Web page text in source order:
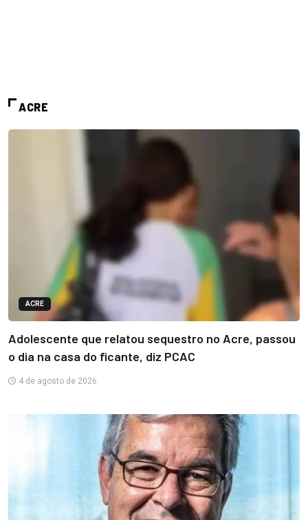
ACRE
ACRE
Adolescente que relatou sequestro no Acre, passou
o dia na casa do ficante, diz PCAC
4 de agosto de 2026